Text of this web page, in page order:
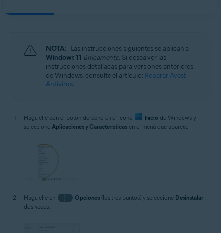
NOTA: Las instrucciones siguientes se aplican a
Windows 11 únicamente. Si desea ver las
instrucciones detalladas para versiones anteriores
de Windows, consulte el artículo: Reparar Avast
Antivirus.
Haga clic con el botón derecho en el icono Inicio de Windows y
seleccione Aplicaciones y Características en el menú que aparece.
Haga clic en ⋮ Opciones(los tres puntos) y seleccione Desinstalar
dos veces.